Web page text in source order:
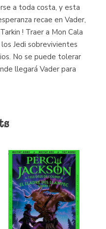
a toda costa, y esta
recae en Vader,
! Traer a Mon Cala
Jedi sobrevivientes
No se puede tolerar
llegará Vader para